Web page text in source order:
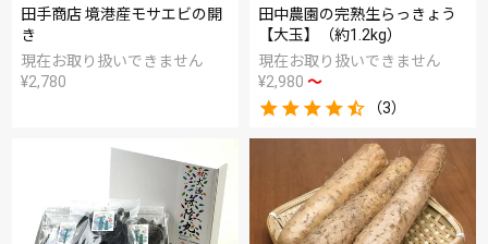
田手商店 境港産モサエビの開
き
現在お取り扱いできません
¥2,780
田中農園の完熟生らっきょう
【大玉】（約1.2kg）
現在お取り扱いできません
¥2,980 〜
（3）